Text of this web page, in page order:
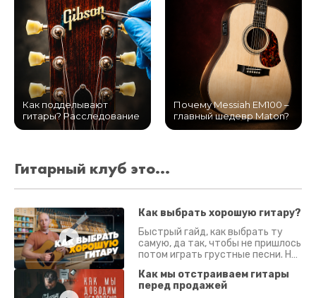
Как подделывают
гитары? Расследование
Почему Messiah EM100 –
главный шедевр Maton?
Гитарный клуб это...
Как выбрать хорошую гитару?
Быстрый гайд, как выбрать ту
самую, да так, чтобы не пришлось
потом играть грустные песни. На
Как мы отстраиваем гитары
перед продажей